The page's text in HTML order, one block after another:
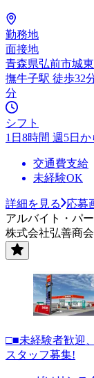
勤務地
面接地
青森県弘前市城
撫牛子駅 徒歩32
分
シフト
1日8時間 週5日
交通費支給
未経験OK
詳細を見る
応募
アルバイト・パー
株式会社弘善商
□■未経験者歓迎
スタッフ募集!